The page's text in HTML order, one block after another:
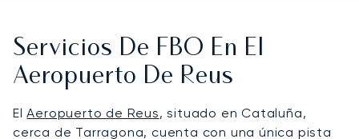
Servicios De FBO En El
Aeropuerto De Reus
ElAeropuerto de Reus, situado en Cataluña,
cerca de Tarragona, cuenta con una única pista